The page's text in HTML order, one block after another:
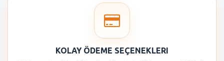
KOLAY ÖDEME SEÇENEKLERI